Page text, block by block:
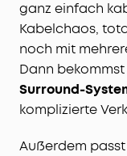
Bluetooth-
die
nach deinen
ganz einfach
Kabelchaos,
noch mit
Dann
Surround-
komplizierte
Außerdem